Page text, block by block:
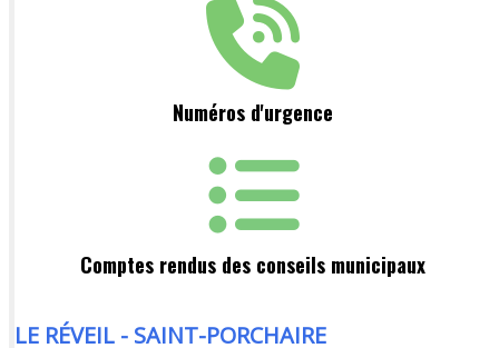
Numéros d'urgence
Comptes rendus des conseils municipaux
LE RÉVEIL - SAINT-PORCHAIRE